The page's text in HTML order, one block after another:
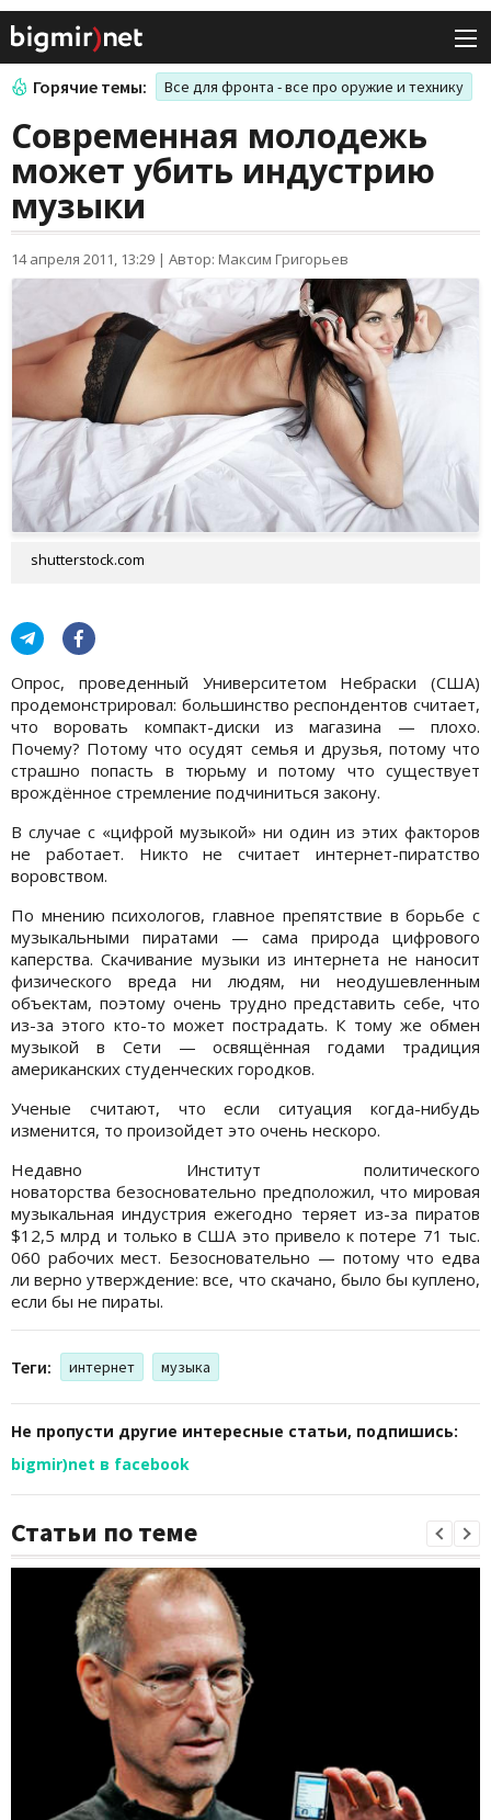
Горячие темы: Все для фронта - все про оружие и технику
Современная молодежь
может убить индустрию
музыки
14 апреля 2011, 13:29 | Автор: Максим Григорьев
shutterstock.com
Опрос, проведенный Университетом Небраски (США)
продемонстрировал: большинство респондентов считает,
что воровать компакт-диски из магазина — плохо.
Почему? Потому что осудят семья и друзья, потому что
страшно попасть в тюрьму и потому что существует
врождённое стремление подчиниться закону.
В случае с «цифрой музыкой» ни один из этих факторов
не работает. Никто не считает интернет-пиратство
воровством.
По мнению психологов, главное препятствие в борьбе с
музыкальными пиратами — сама природа цифрового
каперства. Скачивание музыки из интернета не наносит
физического вреда ни людям, ни неодушевленным
объектам, поэтому очень трудно представить себе, что
из-за этого кто-то может пострадать. К тому же обмен
музыкой в Сети — освящённая годами традиция
американских студенческих городков.
Ученые считают, что если ситуация когда-нибудь
изменится, то произойдет это очень нескоро.
Недавно Институт политического
новаторства безосновательно предположил, что мировая
музыкальная индустрия ежегодно теряет из-за пиратов
$12,5 млрд и только в США это привело к потере 71 тыс.
060 рабочих мест. Безосновательно — потому что едва
ли верно утверждение: все, что скачано, было бы куплено,
если бы не пираты.
Теги: интернет музыка
Не пропусти другие интересные статьи, подпишись:
bigmir)net в facebook
Статьи по теме